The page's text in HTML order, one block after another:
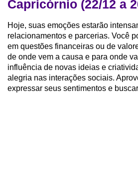
Capricórnio (22/12 a
Hoje, suas emoções estarão
relacionamentos e parcerias. Você
em questões financeiras ou de
de onde vem a causa e para onde
influência de novas ideias e
alegria nas interações sociais.
expressar seus sentimentos e